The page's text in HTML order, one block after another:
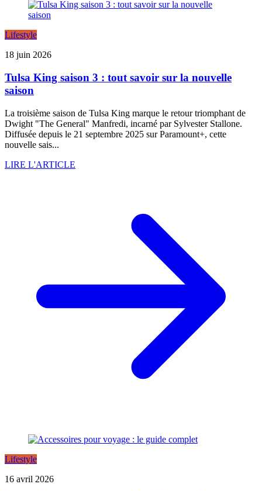
Lifestyle
18 juin 2026
Tulsa King saison 3 : tout savoir sur la nouvelle
saison
La troisième saison de Tulsa King marque le retour triomphant de
Dwight "The General" Manfredi, incarné par Sylvester Stallone.
Diffusée depuis le 21 septembre 2025 sur Paramount+, cette
nouvelle sais...
LIRE L'ARTICLE
Lifestyle
16 avril 2026